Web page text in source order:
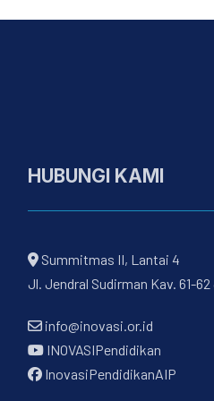
HUBUNGI KAMI
Summitmas II, Lantai 4
Jl. Jendral Sudirman Kav. 61-62
info@inovasi.or.id
INOVASIPendidikan
InovasiPendidikanAIP